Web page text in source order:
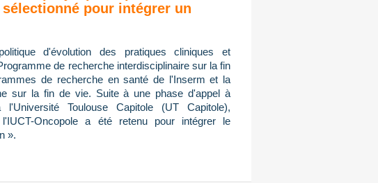
pour intégrer un
d'évolution des pratiques cliniques et
de recherche interdisciplinaire sur la fin
de recherche en santé de l'Inserm et la
sur la fin de vie. Suite à une phase d'appel à
Toulouse Capitole (UT Capitole),
Oncopole a été retenu pour intégrer le
».